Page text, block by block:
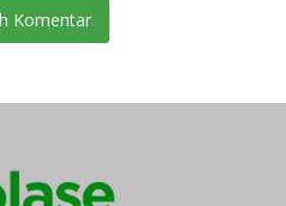
Komentar